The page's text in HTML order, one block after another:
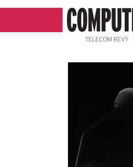
TELECOM REVY